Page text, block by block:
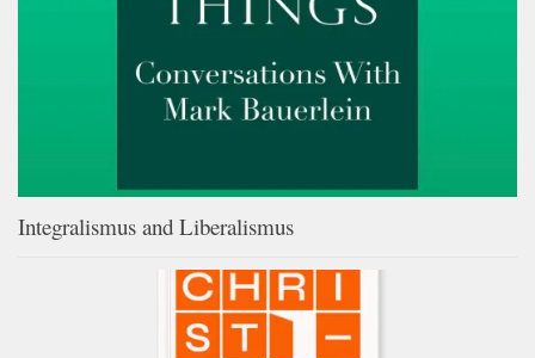
Integralismus and Liberalismus